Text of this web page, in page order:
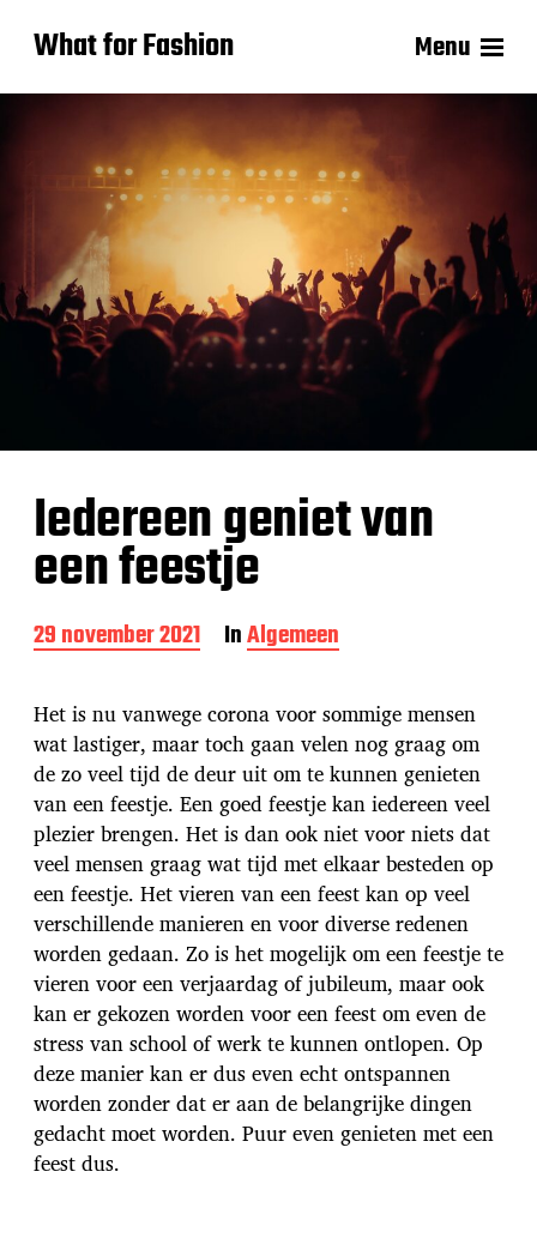
What for Fashion Menu
Iedereen geniet van
een feestje
B
e
i
c
h
t
d
a
t
u
m
29 november 2021 InAlgemeen
Het is nu vanwege corona voor sommige mensen
wat lastiger, maar toch gaan velen nog graag om
de zo veel tijd de deur uit om te kunnen genieten
van een feestje. Een goed feestje kan iedereen veel
plezier brengen. Het is dan ook niet voor niets dat
veel mensen graag wat tijd met elkaar besteden op
een feestje. Het vieren van een feest kan op veel
verschillende manieren en voor diverse redenen
worden gedaan. Zo is het mogelijk om een feestje te
vieren voor een verjaardag of jubileum, maar ook
kan er gekozen worden voor een feest om even de
stress van school of werk te kunnen ontlopen. Op
deze manier kan er dus even echt ontspannen
worden zonder dat er aan de belangrijke dingen
gedacht moet worden. Puur even genieten met een
feest dus.